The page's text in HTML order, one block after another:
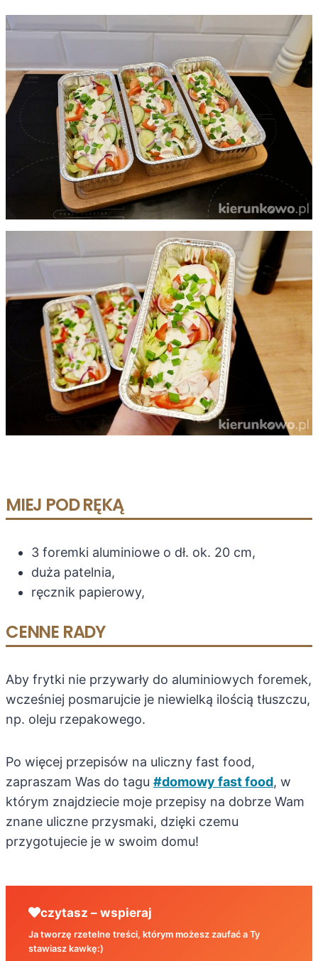
MIEJ POD RĘKĄ
3 foremki aluminiowe o dł. ok. 20 cm,
duża patelnia,
ręcznik papierowy,
CENNE RADY
Aby frytki nie przywarły do aluminiowych foremek,
wcześniej posmarujcie je niewielką ilością tłuszczu,
np. oleju rzepakowego.
Po więcej przepisów na uliczny fast food,
zapraszam Was do tagu #domowy fast food, w
którym znajdziecie moje przepisy na dobrze Wam
znane uliczne przysmaki, dzięki czemu
przygotujecie je w swoim domu!
czytasz – wspieraj
Ja tworzę rzetelne treści, którym możesz zaufać a Ty
stawiasz kawkę:)